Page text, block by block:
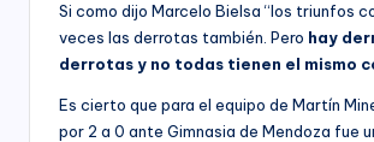
Si como dijo Marcelo Bielsa “los triunfos
veces las derrotas también. Pero hay
derrotas y no todas tienen el mismo
Es cierto que para el equipo de Martín
por 2 a 0 ante Gimnasia de Mendoza fue